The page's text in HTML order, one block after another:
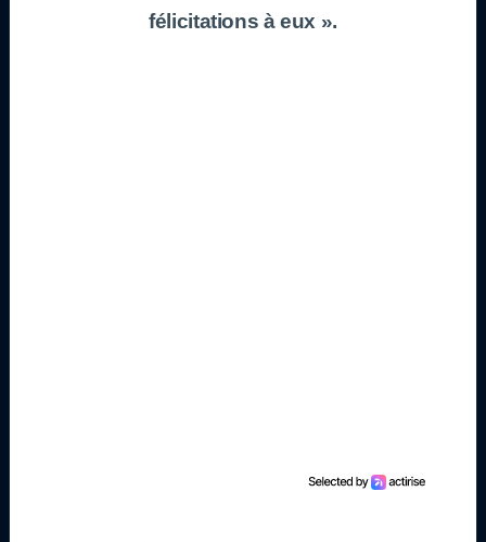
félicitations à eux ».